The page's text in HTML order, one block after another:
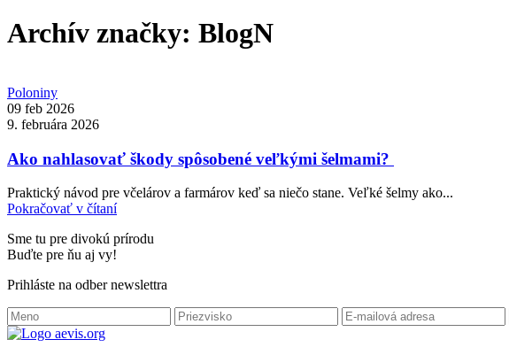
Archív značky: BlogN
Poloniny
09 feb 2026
9. februára 2026
Ako nahlasovať škody spôsobené veľkými šelmami?
Praktický návod pre včelárov a farmárov keď sa niečo stane. Veľké šelmy ako...
Pokračovať v čítaní
Sme tu pre divokú prírodu
Buďte pre ňu aj vy!
Prihláste na odber newslettra